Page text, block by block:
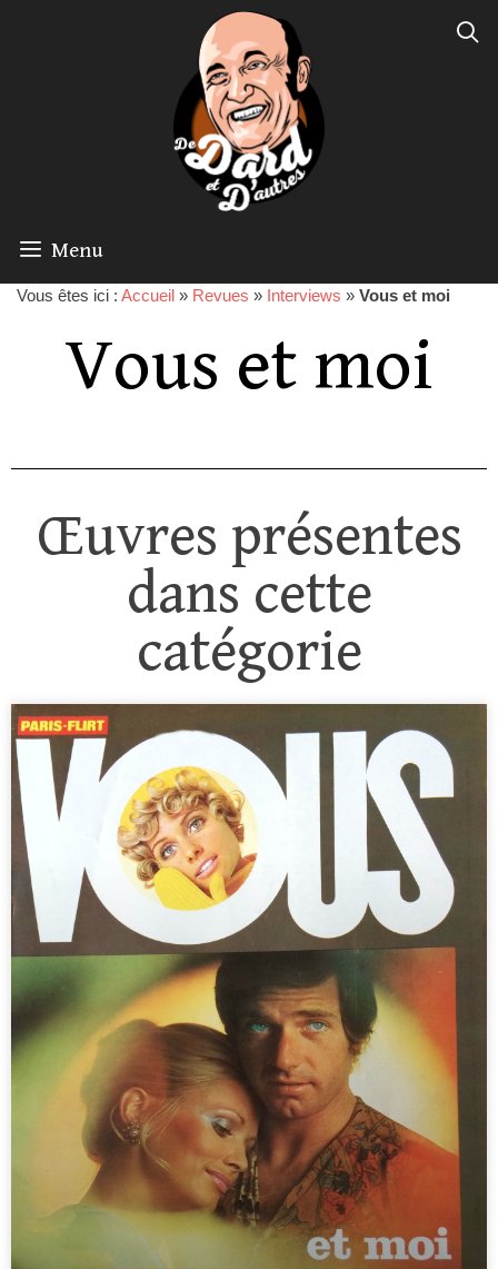
Menu
Vous êtes ici : Accueil » Revues » Interviews » Vous et moi
Vous et moi
Œuvres présentes
dans cette
catégorie